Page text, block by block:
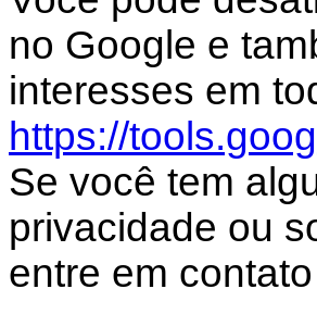
no Google e
interesses em
https://
Se você tem
privacidade ou
entre em